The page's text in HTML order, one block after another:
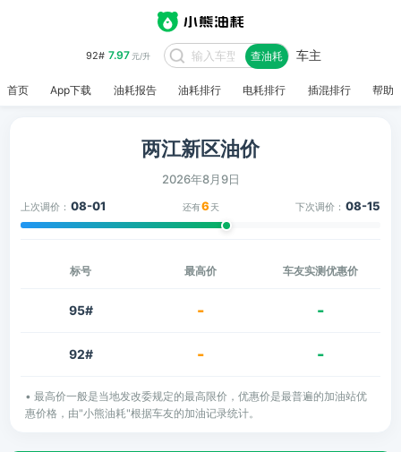
92# 7.97元/升 查油耗 车主
首页 App下载 油耗报告 油耗排行 电耗排行 插混排行 帮助
两江新区油价
2026年8月9日
上次调价： 08-01 还有6 天 下次调价： 08-15
标号 最高价 车友实测优惠价
95# - -
92# - -
• 最高价一般是当地发改委规定的最高限价，优惠价是最普遍的加油站优
惠价格，由"小熊油耗"根据车友的加油记录统计。